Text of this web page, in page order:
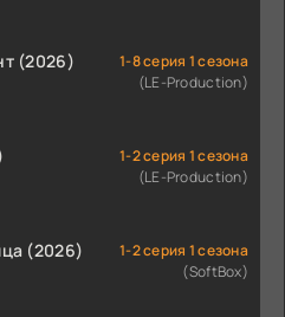
(2026)
1-8 серия 1 сезона
(LE-Production)
1-2 серия 1 сезона
(LE-Production)
(2026)
1-2 серия 1 сезона
(SoftBox)